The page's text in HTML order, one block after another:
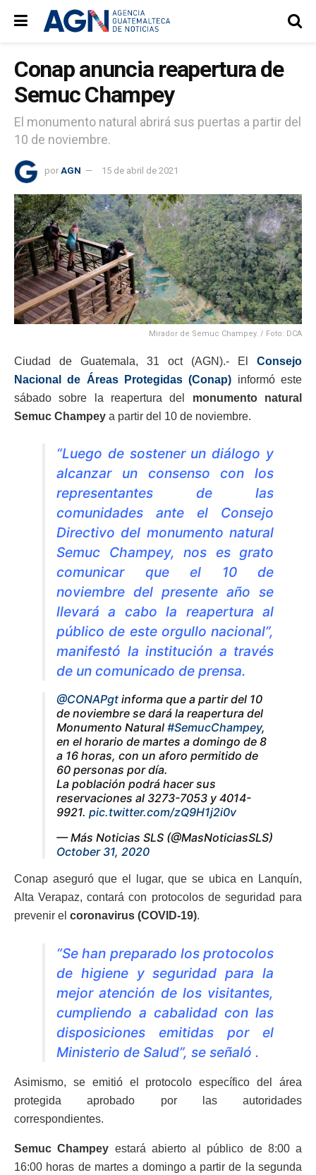
Conap anuncia reapertura de
Semuc Champey
El monumento natural abrirá sus puertas a partir del
10 de noviembre.
por AGN 15 de abril de 2021
Mirador de Semuc Champey. / Foto: DCA
Ciudad de Guatemala, 31 oct (AGN).- El Consejo
Nacional de Áreas Protegidas (Conap) informó este
sábado sobre la reapertura del monumento natural
Semuc Champey a partir del 10 de noviembre.
“Luego de sostener un diálogo y
alcanzar un consenso con los
representantes de las
comunidades ante el Consejo
Directivo del monumento natural
Semuc Champey, nos es grato
comunicar que el 10 de
noviembre del presente año se
llevará a cabo la reapertura al
público de este orgullo nacional”,
manifestó la institución a través
de un comunicado de prensa.
@CONAPgt informa que a partir del 10
de noviembre se dará la reapertura del
Monumento Natural #SemucChampey,
en el horario de martes a domingo de 8
a 16 horas, con un aforo permitido de
60 personas por día.
La población podrá hacer sus
reservaciones al 3273-7053 y 4014-
9921. pic.twitter.com/zQ9H1j2i0v
— Más Noticias SLS (@MasNoticiasSLS)
October 31, 2020
Conap aseguró que el lugar, que se ubica en Lanquín,
Alta Verapaz, contará con protocolos de seguridad para
prevenir el coronavirus (COVID-19).
“Se han preparado los protocolos
de higiene y seguridad para la
mejor atención de los visitantes,
cumpliendo a cabalidad con las
disposiciones emitidas por el
Ministerio de Salud”, se señaló .
Asimismo, se emitió el protocolo específico del área
protegida aprobado por las autoridades
correspondientes.
Semuc Champey estará abierto al público de 8:00 a
16:00 horas de martes a domingo a partir de la segunda